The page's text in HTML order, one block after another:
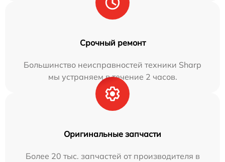
Срочный ремонт
Большинство неисправностей техники Sharp
мы устраняем в течение 2 часов.
Оригинальные запчасти
Более 20 тыс. запчастей от производителя в